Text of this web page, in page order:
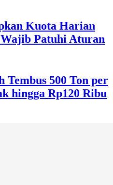
Kuota Harian
Patuhi Aturan
Tembus 500 Ton per
hingga Rp120 Ribu